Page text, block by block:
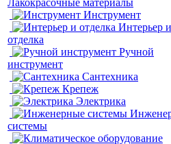
Лакокрасочные материалы
Инструмент
Интерьер и
отделка
Ручной
инструмент
Сантехника
Крепеж
Электрика
системы